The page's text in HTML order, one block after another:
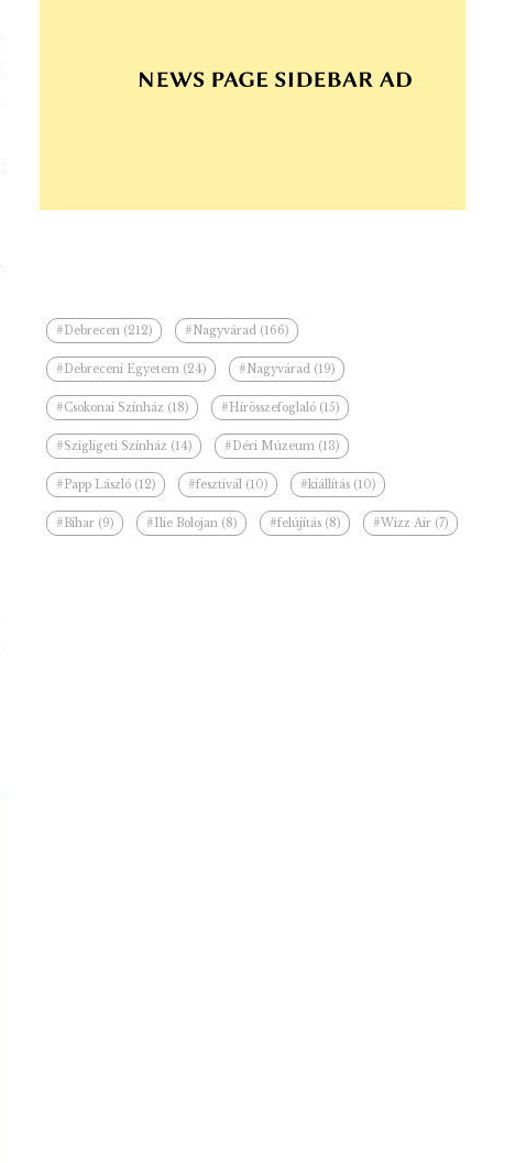
#Debrecen (212) #Nagyvárad (166)
#Debreceni Egyetem (24) #Nagyvárad (19)
#Csokonai Színház (18) #Hírösszefoglaló (15)
#Szigligeti Színház (14) #Déri Múzeum (13)
#Papp László (12) #fesztivál (10) #kiállítás (10)
#Bihar (9) #Ilie Bolojan (8) #felújítás (8) #Wizz Air (7)